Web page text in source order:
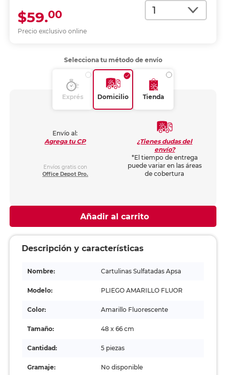
Cantidad
Precio exclusivo online
$59.00
Selecciona tu método de envío
Exprés Domicilio Tienda
Envío al:
Agrega tu CP
Envíos gratis con
Office Depot Pro.
¿Tienes dudas del
envío?
*El tiempo de entrega
puede variar en las áreas
de cobertura
Añadir al carrito
Descripción y características
Nombre: Cartulinas Sulfatadas Apsa
Modelo: PLIEGO AMARILLO FLUOR
Color: Amarillo Fluorescente
Tamaño: 48 x 66 cm
Cantidad: 5 piezas
Gramaje: No disponible